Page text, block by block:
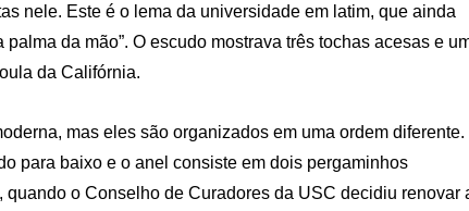
nele. Este é o lema da universidade em latim, que ainda
da mão”. O escudo mostrava três tochas acesas e
da Califórnia.
mas eles são organizados em uma ordem diferente.
para baixo e o anel consiste em dois pergaminhos
o Conselho de Curadores da USC decidiu renovar